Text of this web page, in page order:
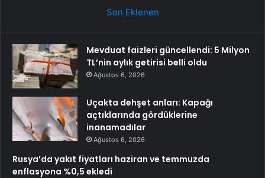
Son Eklenen
Mevduat faizleri güncellendi: 5 Milyon
TL’nin aylık getirisi belli oldu
Ağustos 6, 2026
Uçakta dehşet anları: Kapağı
açtıklarında gördüklerine
inanamadılar
Ağustos 6, 2026
Rusya’da yakıt fiyatları haziran ve temmuzda
enflasyona %0,5 ekledi